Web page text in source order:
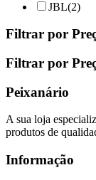
JBL(2)
Filtrar por
Filtrar por
Peixanário
A sua loja
produtos de
Informação